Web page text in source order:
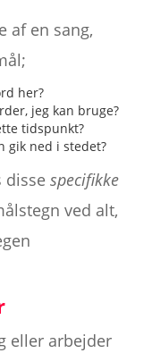
af en sang,
her?
jeg kan bruge?
tidspunkt?
gik ned i stedet?
disse specifikke
ved alt,
eller arbejder